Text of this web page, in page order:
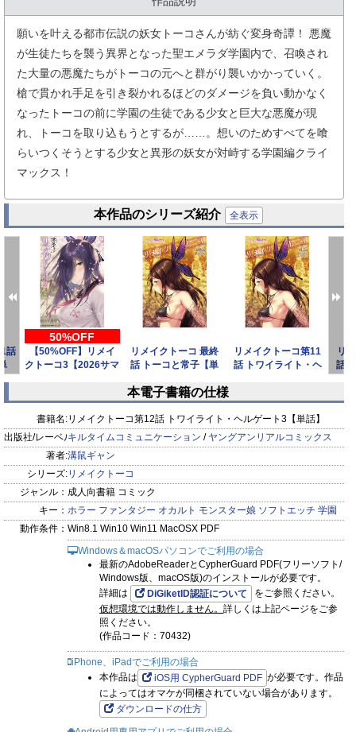
願いを叶える都市伝説の妖女トーコさんが紡ぐ変身奇譚！ 悪魔
が生徒たちを襲う異界となった聖エメラダ学園内で、召喚され
た大量の悪魔たちがトーコの元へと群がり襲いかかっていく。
槍で貫かれ手足を引き裂かれるほどのダメージを負い動かなく
なったトーコの前に学園の生徒である少女と巨大な悪魔が現
れ、トーコを取り込もうとするが……。想いのためすべてを喰
らいつくそうとする少女と異形の妖女が対峙する学園編クライ
マックス！
本作品のシリーズ紹介 全表示
話
50%OFF
【50%OFF】リメイ
クトーコ3【2026サマ
リメイクトーコ 最終
話 トーコと常子【単
リメイクトーコ第11
話 トワイライト・ヘ
リ
話
prev next
本電子書籍の仕様
書籍名:リメイクトーコ第12話 トワイライト・ヘルゲート3【単話】
出版社/レーベル:キルタイムコミュニケーション / ヤングアンリアルコミックス
著者:溝鼠ギャン
シリーズ:リメイクトーコ
ジャンル： 成人向書籍 コミック
キー： ホラー ファンタジー オカルト モンスター娘 ソフトエッチ 学園
動作条件： Win8.1 Win10 Win11 MacOSX PDF
Windows＆macOSパソコンでご利用の場合
最新のAdobeReaderとCypherGuard PDF(フリーソフト/
Windows版、macOS版)のインストールが必要です。
詳細は
DiGiketID認証について
をご参照ください。
仮想環境では動作しません。 詳しくは上記ページをご参
照ください。
(作品コード：70432)
iPhone、iPadでご利用の場合
本作品は
iOS用 CypherGuard PDF が必要です。作品
によってはオマケが同梱されていない場合があります。
ダウンロードの仕方